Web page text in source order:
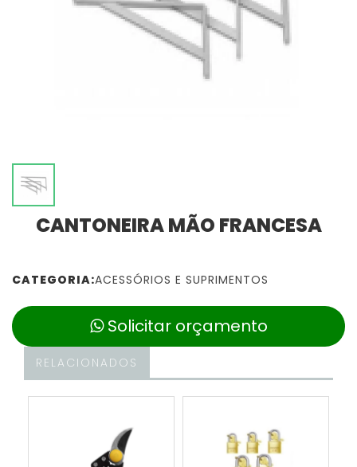
CANTONEIRA MÃO FRANCESA
CATEGORIA:ACESSÓRIOS E SUPRIMENTOS
Solicitar orçamento
RELACIONADOS